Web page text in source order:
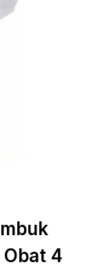
4